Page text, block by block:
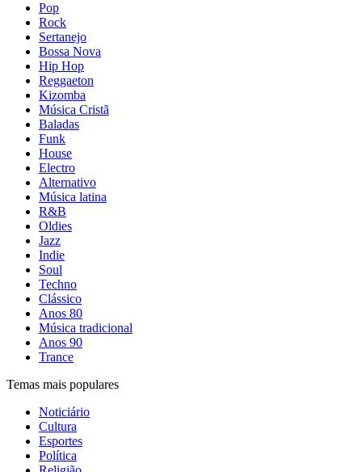
Pop
Rock
Sertanejo
Bossa Nova
Hip Hop
Reggaeton
Kizomba
Música Cristã
Baladas
Funk
House
Electro
Alternativo
Música latina
R&B
Oldies
Jazz
Indie
Soul
Techno
Clássico
Anos 80
Música tradicional
Anos 90
Trance
Temas mais populares
Noticiário
Cultura
Esportes
Política